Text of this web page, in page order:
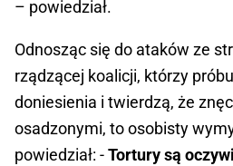
– powiedział.
Odnosząc się do ataków ze
rządzącej koalicji, którzy
doniesienia i twierdzą, że
osadzonymi, to osobisty
powiedział: -Tortury są